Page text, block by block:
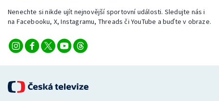
Volejbal
Ostatní
Nenechte si nikde ujít nejnovější sportovní události. Sledujte nás i
na Facebooku, X, Instagramu, Threads či YouTube a buďte v obraze.